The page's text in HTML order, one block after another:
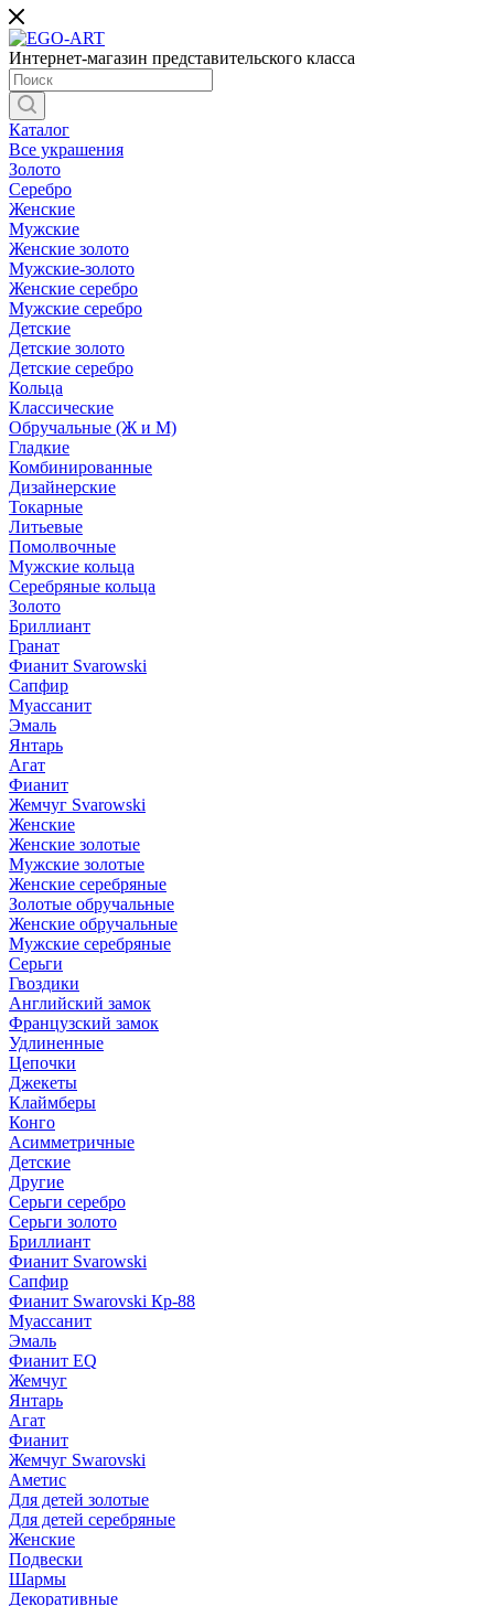
Интернет-магазин представительского класса
Каталог
Все украшения
Золото
Серебро
Женские
Мужские
Женские золото
Мужские-золото
Женские серебро
Мужские серебро
Детские
Детские золото
Детские серебро
Кольца
Классические
Обручальные (Ж и М)
Гладкие
Комбинированные
Дизайнерские
Токарные
Литьевые
Помолвочные
Мужские кольца
Серебряные кольца
Золото
Бриллиант
Гранат
Фианит Svarowski
Сапфир
Муассанит
Эмаль
Янтарь
Агат
Фианит
Жемчуг Svarowski
Женские
Женские золотые
Мужские золотые
Женские серебряные
Золотые обручальные
Женские обручальные
Мужские серебряные
Серьги
Гвоздики
Английский замок
Французский замок
Удлиненные
Цепочки
Джекеты
Клаймберы
Конго
Асимметричные
Детские
Другие
Серьги серебро
Серьги золото
Бриллиант
Фианит Svarowski
Сапфир
Фианит Swarovski Кр-88
Муассанит
Эмаль
Фианит EQ
Жемчуг
Янтарь
Агат
Фианит
Жемчуг Swarovski
Аметис
Для детей золотые
Для детей серебряные
Женские
Подвески
Шармы
Декоративные